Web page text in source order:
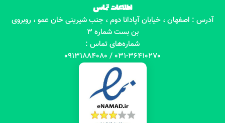
اطلاعات تماس
آدرس : اصفهان ، خیابان آپادانا دوم ، جنب شیرینی خان عمو ، روبروی
بن بست شماره 3
شماره‌های تماس :
031-36410270 / 09131884080